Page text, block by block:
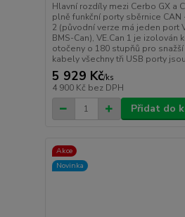
Hlavní rozdíly mezi Cerbo GX a
plně funkční porty sběrnice CAN
2 (původní verze má jeden port
BMS-Can), VE.Can 1 je izolován
otočeny o 180 stupňů pro
kabely všechny tři USB porty
5 929 Kč/ks
4 900 Kč bez DPH
Přidat do
Akce
Novinka